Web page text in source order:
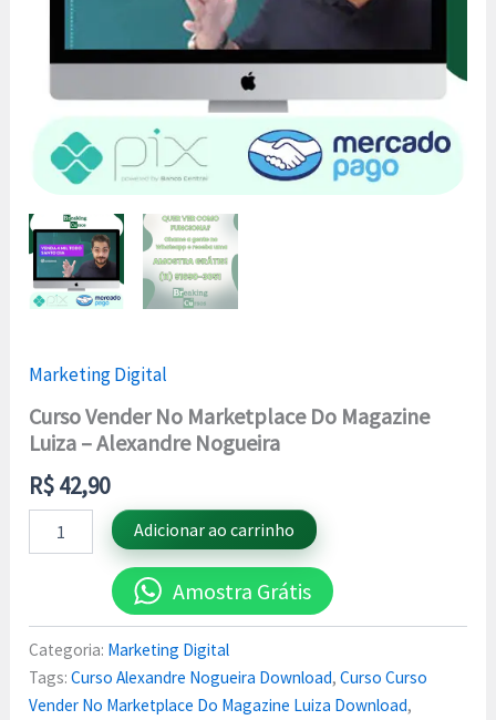
Marketing Digital
Curso Vender No Marketplace Do Magazine
Luiza – Alexandre Nogueira
R$42,90
Adicionar ao carrinho
Amostra Grátis
Categoria: Marketing Digital
Tags:Curso Alexandre Nogueira Download,Curso Curso
Vender No Marketplace Do Magazine Luiza Download,